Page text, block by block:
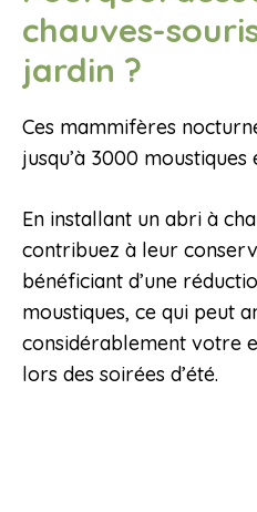
chauves-
jardin ?
Ces mammifères
jusqu’à 3000 moustiques
En installant un abri à
contribuez à leur
bénéficiant d’une
moustiques, ce qui peut
considérablement votre
lors des soirées d’été.